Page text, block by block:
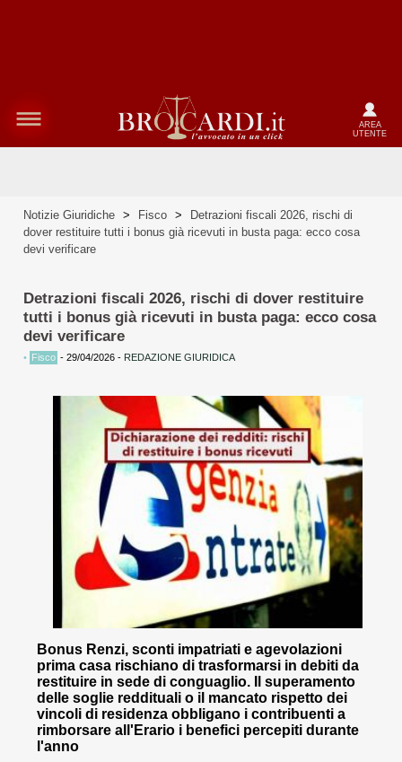
AREA
UTENTE
Notizie Giuridiche > Fisco >
Detrazioni fiscali 2026, rischi di
dover restituire tutti i bonus già ricevuti in busta paga: ecco cosa
devi verificare
Detrazioni fiscali 2026, rischi di dover restituire
tutti i bonus già ricevuti in busta paga: ecco cosa
devi verificare
• Fisco - 29/04/2026 - REDAZIONE GIURIDICA
Bonus Renzi, sconti impatriati e agevolazioni
prima casa rischiano di trasformarsi in debiti da
restituire in sede di conguaglio. Il superamento
delle soglie reddituali o il mancato rispetto dei
vincoli di residenza obbligano i contribuenti a
rimborsare all'Erario i benefici percepiti durante
l'anno